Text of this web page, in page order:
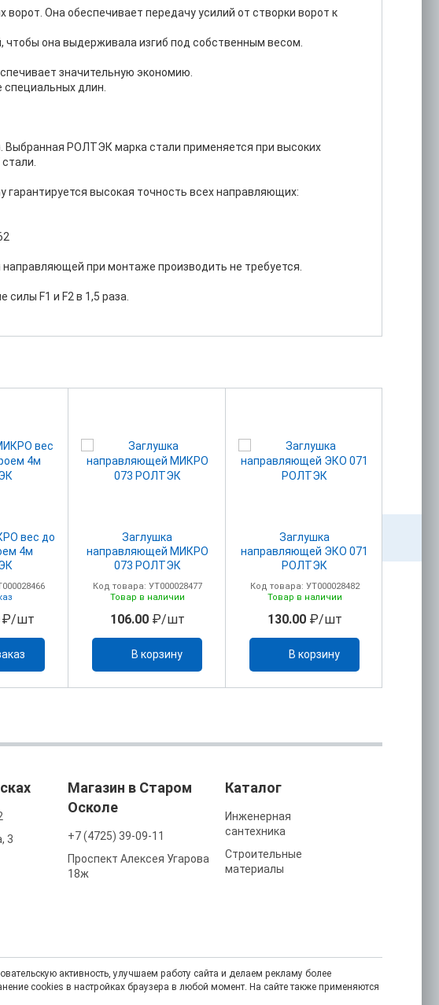
Она обеспечивает передачу усилий от створки ворот к
она выдерживала изгиб под собственным весом.
значительную экономию.
длин.
РОЛТЭК марка стали применяется при высоких
гарантируется высокая точность всех направляющих:
при монтаже производить не требуется.
F1 и F2 в 1,5 раза.
до
4м
шт
Заглушка
направляющей МИКРО
073 РОЛТЭК
Код товара: УТ000028477
Товар в наличии
106.00₽/шт
В корзину
Заглушка
направляющей ЭКО 071
РОЛТЭК
Код товара: УТ000028482
Товар в наличии
130.00₽/шт
В корзину
3
Магазин в Старом
Осколе
+7 (4725) 39-09-11
Проспект Алексея Угарова
18ж
Каталог
Инженерная
сантехника
Строительные
материалы
активность, улучшаем работу сайта и делаем рекламу более
cookies в настройках браузера в любой момент. На сайте также применяются